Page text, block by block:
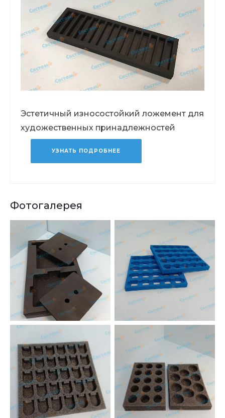
Эстетичный износостойкий ложемент для
художественных принадлежностей
УЗНАТЬ ПОДРОБНЕЕ
Фотогалерея